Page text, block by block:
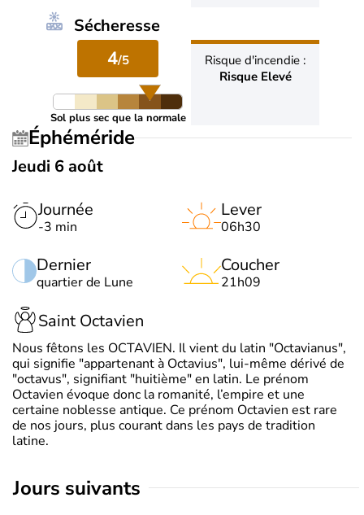
Sécheresse
4/5
Sol plus sec que la normale
Risque d'incendie :
Risque Elevé
Éphéméride
Jeudi 6 août
Journée
-3 min
Dernier
quartier de Lune
Lever
06h30
Coucher
21h09
Saint Octavien
Nous fêtons les OCTAVIEN. Il vient du latin "Octavianus",
qui signifie "appartenant à Octavius", lui-même dérivé de
"octavus", signifiant "huitième" en latin. Le prénom
Octavien évoque donc la romanité, l’empire et une
certaine noblesse antique. Ce prénom Octavien est rare
de nos jours, plus courant dans les pays de tradition
latine.
jours suivants